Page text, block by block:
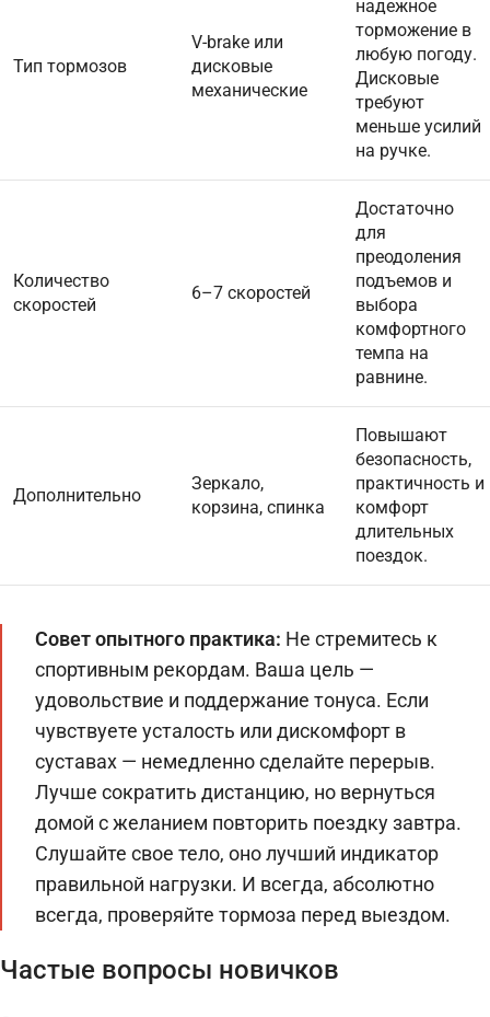
Тип тормозов
V-brake или
дисковые
механические
надежное
торможение в
любую погоду.
Дисковые
требуют
меньше усилий
на ручке.
Количество
скоростей
6–7 скоростей
Достаточно
для
преодоления
подъемов и
выбора
комфортного
темпа на
равнине.
Дополнительно
Зеркало,
корзина, спинка
Повышают
безопасность,
практичность и
комфорт
длительных
поездок.
Совет опытного практика: Не стремитесь к
спортивным рекордам. Ваша цель —
удовольствие и поддержание тонуса. Если
чувствуете усталость или дискомфорт в
суставах — немедленно сделайте перерыв.
Лучше сократить дистанцию, но вернуться
домой с желанием повторить поездку завтра.
Слушайте свое тело, оно лучший индикатор
правильной нагрузки. И всегда, абсолютно
всегда, проверяйте тормоза перед выездом.
Частые вопросы новичков